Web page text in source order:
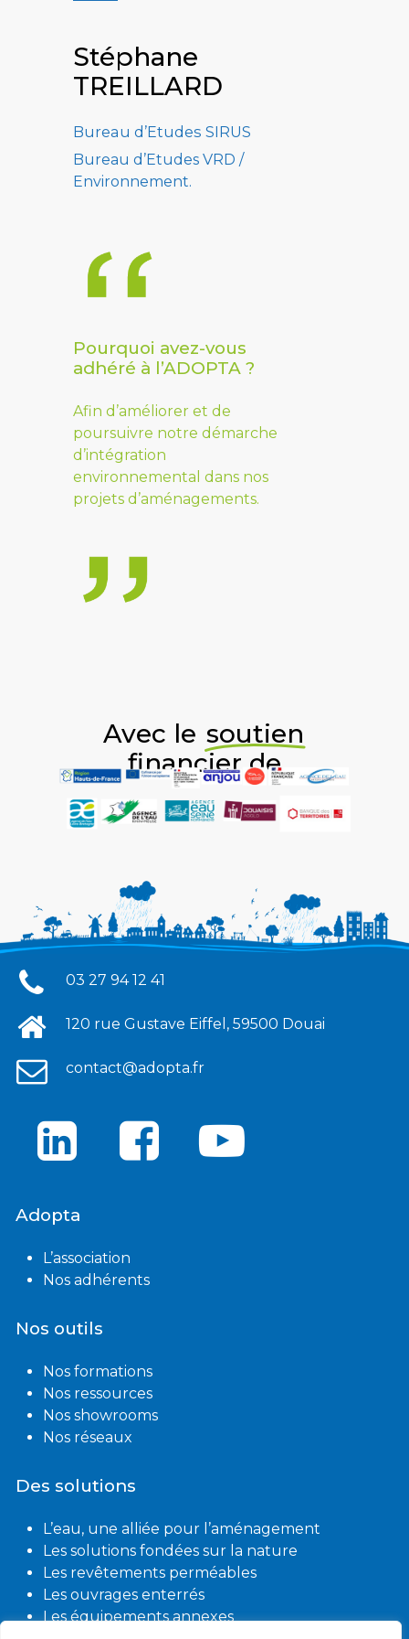
Stéphane
TREILLARD
Bureau d’Etudes SIRUS
Bureau d’Etudes VRD /
Environnement.
Pourquoi avez-vous
adhéré à l’ADOPTA ?
Afin d’améliorer et de
poursuivre notre démarche
d’intégration
environnemental dans nos
projets d’aménagements.
Avec le soutien
financier de
03 27 94 12 41
120 rue Gustave Eiffel, 59500 Douai
contact@adopta.fr
Adopta
L’association
Nos adhérents
Nos outils
Nos formations
Nos ressources
Nos showrooms
Nos réseaux
Des solutions
L’eau, une alliée pour l’aménagement
Les solutions fondées sur la nature
Les revêtements perméables
Les ouvrages enterrés
Les équipements annexes